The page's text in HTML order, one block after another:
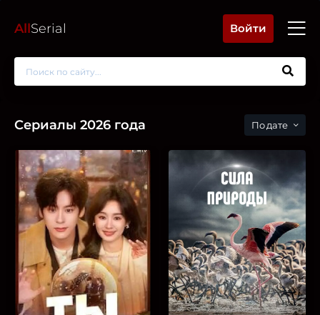
AllSerial Войти
Сериалы 2026 года дате